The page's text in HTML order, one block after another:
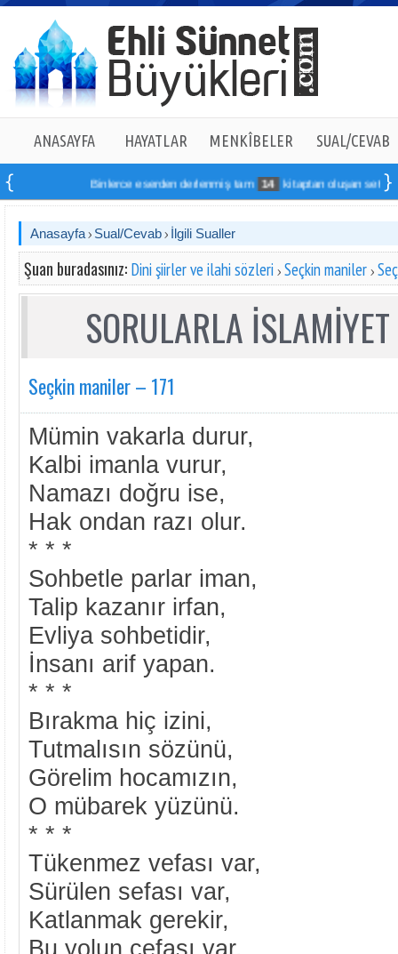
ANASAYFA HAYATLAR MENKÎBELER SUAL/CEVAB
Binlerce eserden derlenmiş tam 14 kitaptan oluşan seti
Anasayfa Sual/Cevab İlgili Sualler
Şuan buradasınız: Dini şiirler ve ilahi sözleri Seçkin maniler
SORULARLA
Seçkin maniler – 171
Mümin vakarla durur,
Kalbi imanla vurur,
Namazı doğru ise,
Hak ondan razı olur.
* * *
Sohbetle parlar iman,
Talip kazanır irfan,
Evliya sohbetidir,
İnsanı arif yapan.
* * *
Bırakma hiç izini,
Tutmalısın sözünü,
Görelim hocamızın,
O mübarek yüzünü.
* * *
Tükenmez vefası var,
Sürülen sefası var,
Katlanmak gerekir,
Bu yolun cefası var.